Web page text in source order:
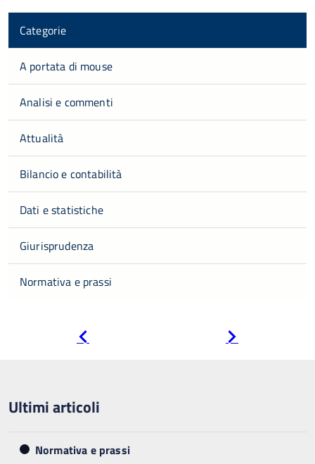
Categorie
A portata di mouse
Analisi e commenti
Attualità
Bilancio e contabilità
Dati e statistiche
Giurisprudenza
Normativa e prassi
Ultimi articoli
Normativa e prassi